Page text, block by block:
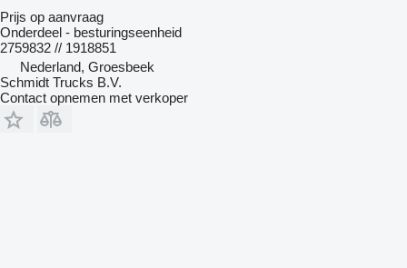
Prijs op aanvraag
Onderdeel - besturingseenheid
2759832 // 1918851
Nederland, Groesbeek
Schmidt Trucks B.V.
Contact opnemen met verkoper